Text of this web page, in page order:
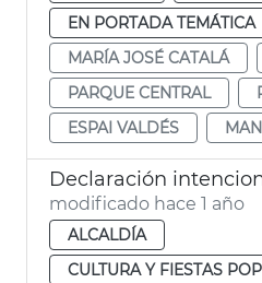
EN PORTADA TEMÁTICA
MARÍA JOSÉ CATALÁ
PARQUE CENTRAL
ESPAI VALDÉS
modificado hace 1 año
ALCALDÍA
CULTURA Y FIESTAS